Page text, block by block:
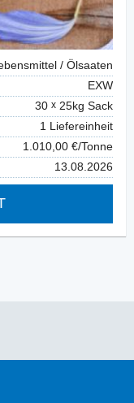
/ Ölsaaten
EXW
30
25kg Sack
1 Liefereinheit
1.010,00 €/Tonne
13.08.2026